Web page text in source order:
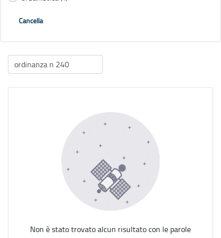
Cancella
Non è stato trovato alcun risultato con le parole